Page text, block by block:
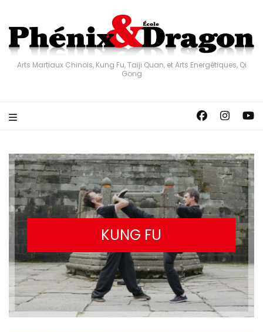
Arts Martiaux Chinois, Kung Fu, Taiji Quan, et Arts Energétiques, Qi
Gong
KUNG FU